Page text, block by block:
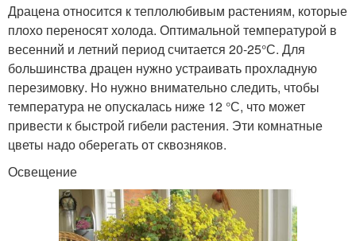
Драцена относится к теплолюбивым растениям, которые
плохо переносят холода. Оптимальной температурой в
весенний и летний период считается 20-25°С. Для
большинства драцен нужно устраивать прохладную
перезимовку. Но нужно внимательно следить, чтобы
температура не опускалась ниже 12 °С, что может
привести к быстрой гибели растения. Эти комнатные
цветы надо оберегать от сквозняков.
Освещение